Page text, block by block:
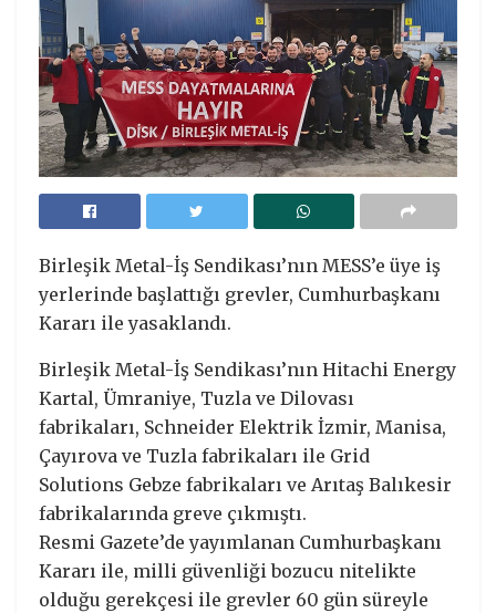
Birleşik Metal-İş Sendikası’nın MESS’e üye iş
yerlerinde başlattığı grevler, Cumhurbaşkanı
Kararı ile yasaklandı.
Birleşik Metal-İş Sendikası’nın Hitachi Energy
Kartal, Ümraniye, Tuzla ve Dilovası
fabrikaları, Schneider Elektrik İzmir, Manisa,
Çayırova ve Tuzla fabrikaları ile Grid
Solutions Gebze fabrikaları ve Arıtaş Balıkesir
fabrikalarında greve çıkmıştı.
Resmi Gazete’de yayımlanan Cumhurbaşkanı
Kararı ile, milli güvenliği bozucu nitelikte
olduğu gerekçesi ile grevler 60 gün süreyle